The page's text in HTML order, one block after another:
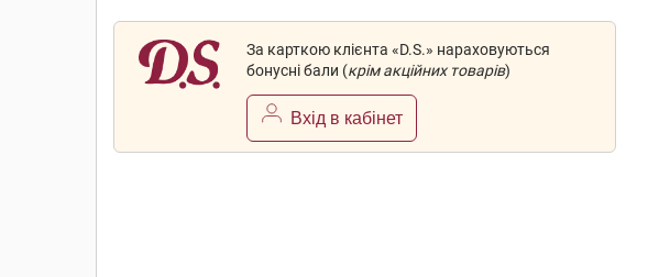
За карткою клієнта «D.S.» нараховуються
бонусні бали (крім акційних товарів)
Вхід в кабінет